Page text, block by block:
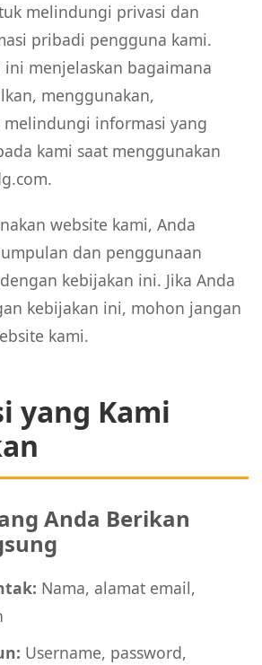
melindungi privasi dan
pribadi pengguna kami.
ini menjelaskan bagaimana
menggunakan,
informasi yang
kami saat menggunakan
website kami, Anda
dan penggunaan
kebijakan ini. Jika Anda
kebijakan ini, mohon jangan
kami.
yang Kami
Anda Berikan
Nama, alamat email,
Username, password,